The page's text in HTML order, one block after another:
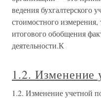
ведения бухгалтерского
стоимостного
итогового обобщения
деятельности.К
1.2. Изменение
1.2. Изменение учетной